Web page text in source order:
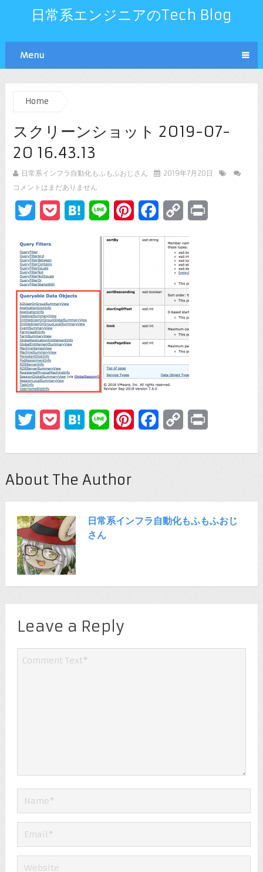
日常系エンジニアのTech Blog
Menu
Home
スクリーンショット 2019-07-
20 16.43.13
日常系インフラ自動化もふもふおじさん
2019年7月20日
コメントはまだありません
TwitterPocketHatenaLine PinterestFacebook
Copy
TwitterPocketHatenaLine PinterestFacebook
Copy
About The Author
日常系インフラ自動化もふもふおじ
さん
Leave a Reply